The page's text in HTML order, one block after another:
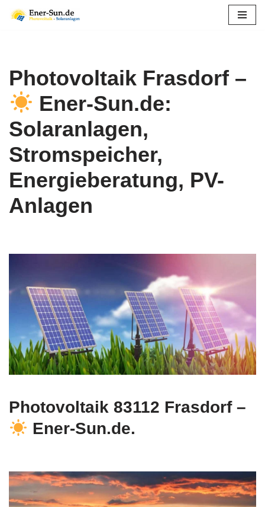
Photovoltaik Frasdorf –
Ener-Sun.de:
Solaranlagen,
Stromspeicher,
Energieberatung, PV-
Anlagen
Photovoltaik 83112 Frasdorf –
Ener-Sun.de.